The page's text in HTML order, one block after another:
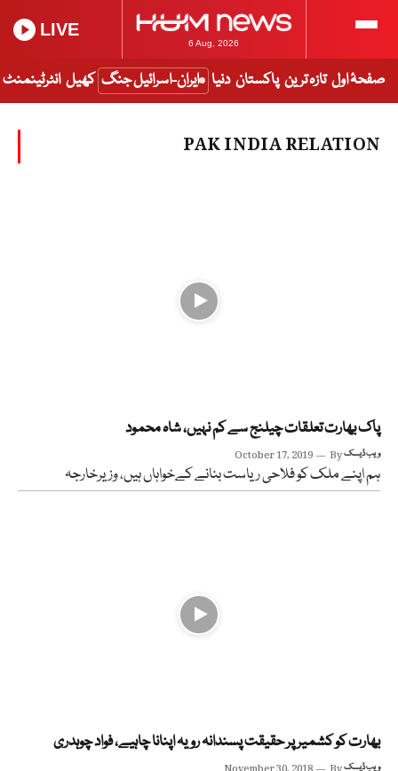
6 Aug, 2026
LIVE
صفحۂ اول تازہ ترین پاکستان دنیا ایران-اسرائیل جنگ کھیل انٹرٹینمنٹ
PAK INDIA RELATION
پاک بھارت تعلقات چیلنج سے کم نہیں، شاہ محمود
October 17, 2019 Byویب ڈیسک
ہم اپنے ملک کو فلاحی ریاست بنانے کےخواہاں ہیں، وزیرخارجہ
بھارت کو کشمیر پر حقیقت پسندانہ رویہ اپنانا چاہیے، فواد چوہدری
ویب ڈیسک